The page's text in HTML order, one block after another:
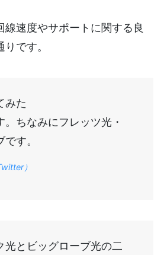
線速度やサポートに関する良
です。
みた
。ちなみにフレッツ光・
す。
）
光とビッグローブ光の二